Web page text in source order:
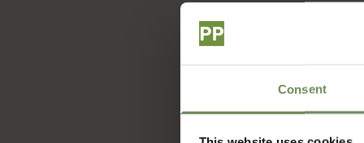
Consent